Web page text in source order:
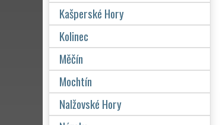
Kašperské Hory
Kolinec
Měčín
Mochtín
Nalžovské Hory